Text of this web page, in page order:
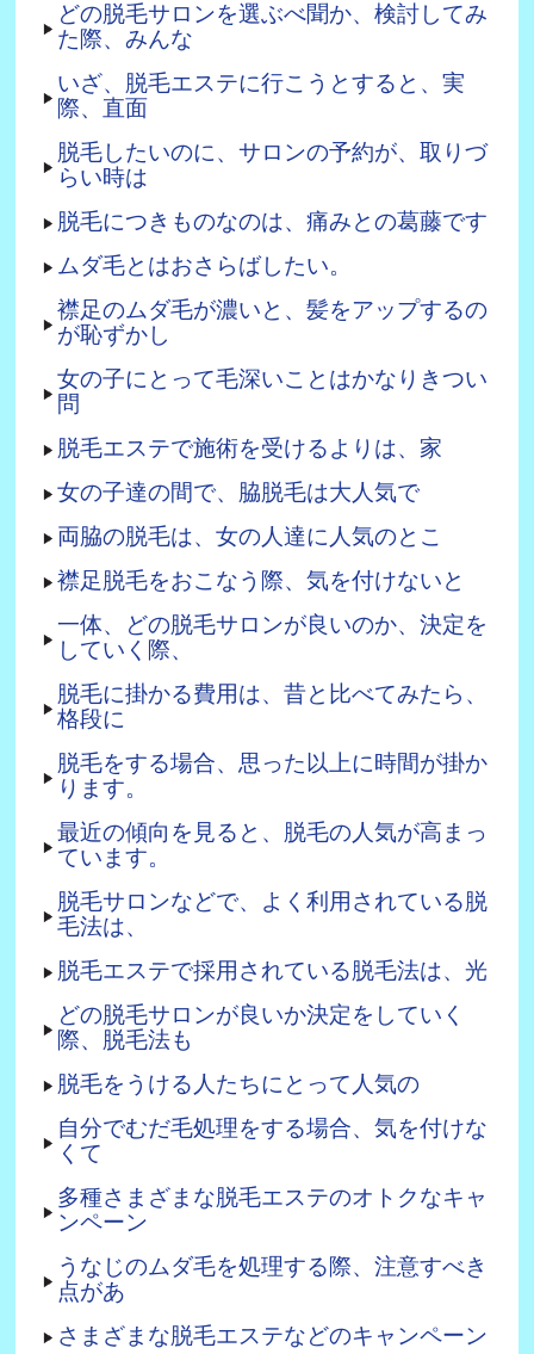
どの脱毛サロンを選ぶべ聞か、検討してみ
た際、みんな
いざ、脱毛エステに行こうとすると、実
際、直面
脱毛したいのに、サロンの予約が、取りづ
らい時は
脱毛につきものなのは、痛みとの葛藤です
ムダ毛とはおさらばしたい。
襟足のムダ毛が濃いと、髪をアップするの
が恥ずかし
女の子にとって毛深いことはかなりきつい
問
脱毛エステで施術を受けるよりは、家
女の子達の間で、脇脱毛は大人気で
両脇の脱毛は、女の人達に人気のとこ
襟足脱毛をおこなう際、気を付けないと
一体、どの脱毛サロンが良いのか、決定を
していく際、
脱毛に掛かる費用は、昔と比べてみたら、
格段に
脱毛をする場合、思った以上に時間が掛か
ります。
最近の傾向を見ると、脱毛の人気が高まっ
ています。
脱毛サロンなどで、よく利用されている脱
毛法は、
脱毛エステで採用されている脱毛法は、光
どの脱毛サロンが良いか決定をしていく
際、脱毛法も
脱毛をうける人たちにとって人気の
自分でむだ毛処理をする場合、気を付けな
くて
多種さまざまな脱毛エステのオトクなキャ
ンペーン
うなじのムダ毛を処理する際、注意すべき
点があ
さまざまな脱毛エステなどのキャンペーン